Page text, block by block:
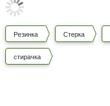
Резинка Стерка
стирачка